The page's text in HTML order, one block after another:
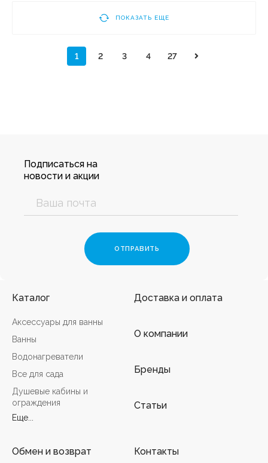
ПОКАЗАТЬ ЕЩЕ
1 2 3 4 27
Подписаться на
новости и акции
Каталог
Аксессуары для ванны
Ванны
Водонагреватели
Все для сада
Душевые кабины и
ограждения
Еще...
Доставка и оплата
О компании
Бренды
Статьи
Обмен и возврат
Контакты